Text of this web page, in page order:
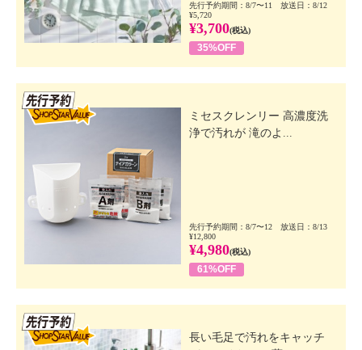
先行予約期間：8/7〜11 放送日：8/12
¥5,720
¥3,700(税込)
35%OFF
ミセスクレンリー 高濃度洗
浄で汚れが 滝のよ...
先行予約期間：8/7〜12 放送日：8/13
¥12,800
¥4,980(税込)
61%OFF
長い毛足で汚れをキャッチ